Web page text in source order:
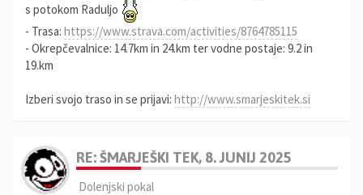
s potokom Raduljo
- Trasa: https://www.strava.com/activities/8764785115
- Okrepčevalnice: 14.7km in 24.km ter vodne postaje: 9.2 in
19.km
Izberi svojo traso in se prijavi: http://www.smarjeskitek.si
RE: ŠMARJEŠKI TEK, 8. JUNIJ 2025
Dolenjski pokal